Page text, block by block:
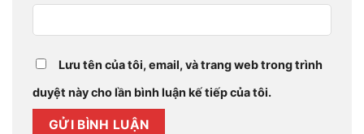
Lưu tên của tôi, email, và trang web trong trình
duyệt này cho lần bình luận kế tiếp của tôi.